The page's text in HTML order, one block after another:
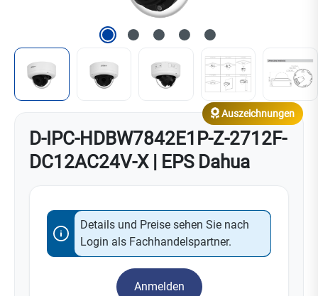
D-IPC-HDBW7842E1P-Z-2712F-
DC12AC24V-X | EPS Dahua
Auszeichnungen
Details und Preise sehen Sie nach
Login als Fachhandelspartner.
Anmelden